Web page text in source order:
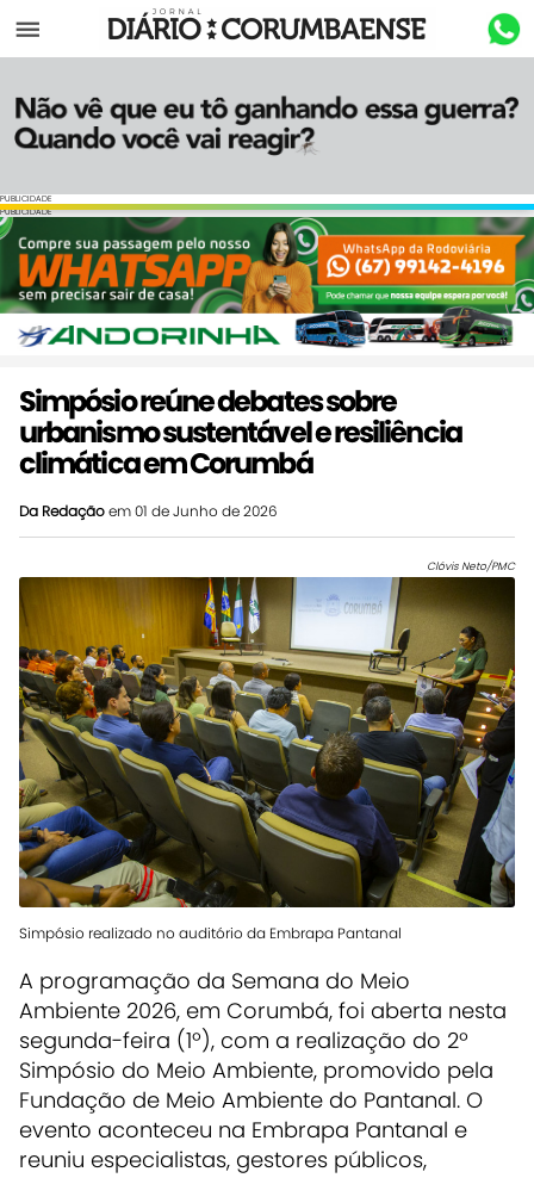
Menu
PUBLICIDADE
PUBLICIDADE
Simpósio reúne debates sobre
urbanismo sustentável e resiliência
climática em Corumbá
Da Redaçãoem 01 de Junho de 2026
Clóvis Neto/PMC
Simpósio realizado no auditório da Embrapa Pantanal
A programação da Semana do Meio
Ambiente 2026, em Corumbá, foi aberta nesta
segunda-feira (1º), com a realização do 2º
Simpósio do Meio Ambiente, promovido pela
Fundação de Meio Ambiente do Pantanal. O
evento aconteceu na Embrapa Pantanal e
reuniu especialistas, gestores públicos,